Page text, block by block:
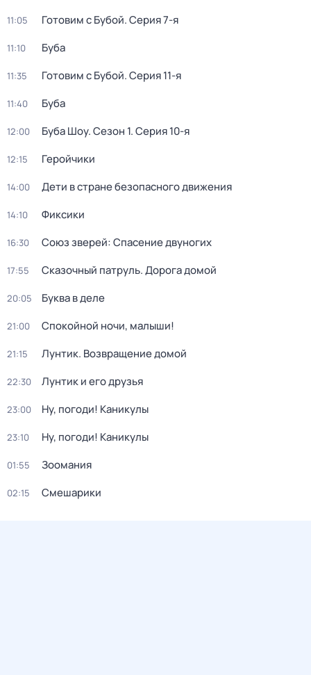
11:05 Готовим с Бубой. Серия 7-я
11:10 Буба
11:35 Готовим с Бубой. Серия 11-я
11:40 Буба
12:00 Буба Шоу. Сезон 1. Серия 10-я
12:15 Геройчики
14:00 Дети в стране безопасного движения
14:10 Фиксики
16:30 Союз зверей: Спасение двуногих
17:55 Сказочный патруль. Дорога домой
20:05 Буква в деле
21:00 Спокойной ночи, малыши!
21:15 Лунтик. Возвращение домой
22:30 Лунтик и его друзья
23:00 Ну, погоди! Каникулы
23:10 Ну, погоди! Каникулы
01:55 Зоомания
02:15 Смешарики